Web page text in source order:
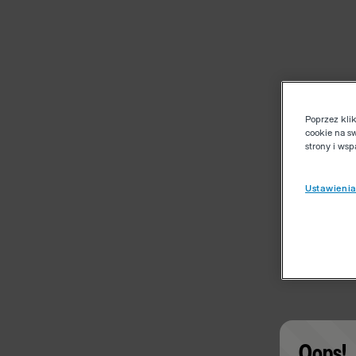
Poprzez
cookie na
strony i